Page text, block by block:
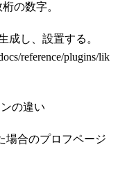
の数字。
成し、設置する。
reference/plugins/lik
の違い
場合のプロフページ